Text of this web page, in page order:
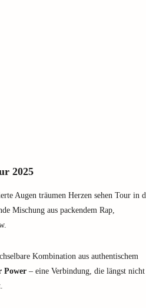
2025
Augen träumen Herzen sehen Tour in
Mischung aus packendem Rap,
Kombination aus authentischem
Power – eine Verbindung, die längst